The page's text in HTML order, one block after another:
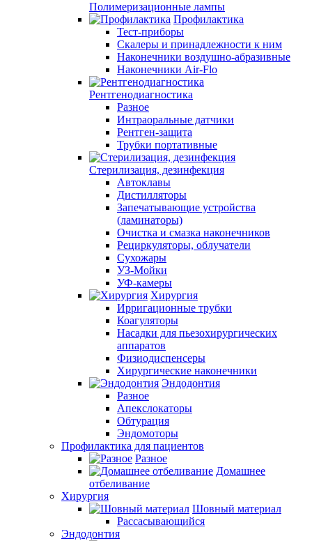
Полимеризационные лампы
Профилактика
Тест-приборы
Скалеры и принадлежности к ним
Наконечники воздушно-абразивные
Наконечники Air-Flo
Рентгенодиагностика
Разное
Интраоральные датчики
Рентген-защита
Трубки портативные
Стерилизация, дезинфекция
Автоклавы
Дистилляторы
Запечатывающие устройства
(ламинаторы)
Очистка и смазка наконечников
Рециркуляторы, облучатели
Сухожары
УЗ-Мойки
УФ-камеры
Хирургия
Ирригационные трубки
Коагуляторы
Насадки для пьезохирургических
аппаратов
Физиодиспенсеры
Хирургические наконечники
Эндодонтия
Разное
Апекслокаторы
Обтурация
Эндомоторы
Профилактика для пациентов
Разное
Домашнее
отбеливание
Хирургия
Шовный материал
Рассасывающийся
Эндодонтия